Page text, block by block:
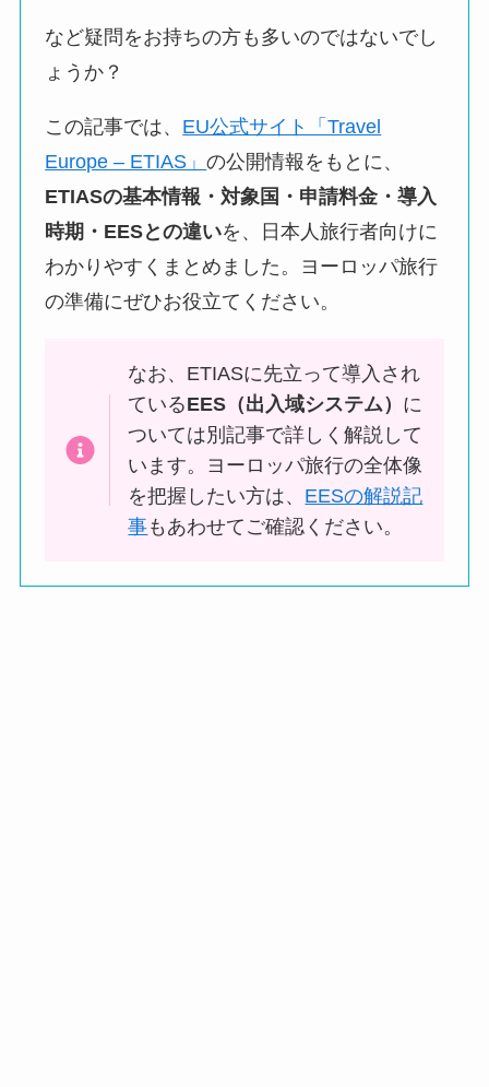
など疑問をお持ちの方も多いのではないでし
ょうか？
この記事では、 EU公式サイト「Travel
Europe – ETIAS」の公開情報をもとに、
ETIASの基本情報・対象国・申請料金・導入
時期・EESとの違いを、日本人旅行者向けに
わかりやすくまとめました。ヨーロッパ旅行
の準備にぜひお役立てください。
なお、ETIASに先立って導入され
ているEES（出入域システム） に
ついては別記事で詳しく解説して
います。ヨーロッパ旅行の全体像
を把握したい方は、 EESの解説記
事もあわせてご確認ください。